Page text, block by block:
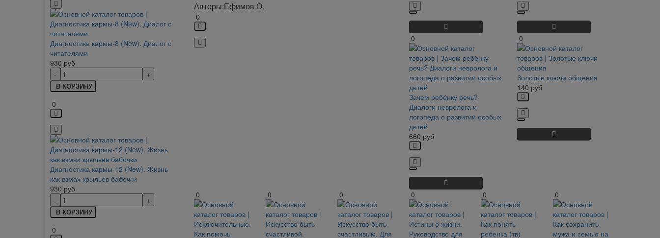
Диагностика кармы-8 (New). Диалог с
читателями
930 руб
В КОРЗИНУ
0
Диагностика кармы-12 (New). Жизнь
как взмах крыльев бабочки
930 руб
В КОРЗИНУ
0
Авторы:Ефимов О.
0
0
Зачем ребёнку речь?
Диалоги невролога и
логопеда о развитии особых
детей
660 руб
0
Золотые ключи общения
140 руб
0 0 0 0 0 0